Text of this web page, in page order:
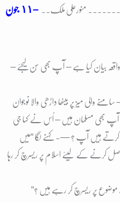
۔۔۔۔۔۔ منورعلی ملک۔۔ –١١ جون
بیان کیا ہے – آپ بھی سُن لیجئے –
والی میز پر بیٹھا داڑھی والا نوجوان
آپ بھی مسلمان ہیں – اُس نے کہا جی
کرتے ہیں آپ ؟ —- کہنے لگا “میں
کرنے کے لیئے اسلام پر ریسرچ کر رہا
پر ریسرچ کر رہے ہیں ؟“